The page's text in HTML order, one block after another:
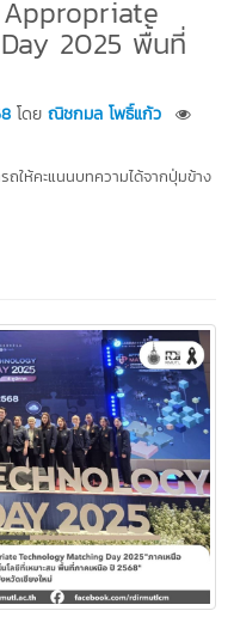
2025 พื้นที่
โดย ณิชกมล โพธิ์แก้ว
ถให้คะแนนบทความได้จากปุ่มข้าง